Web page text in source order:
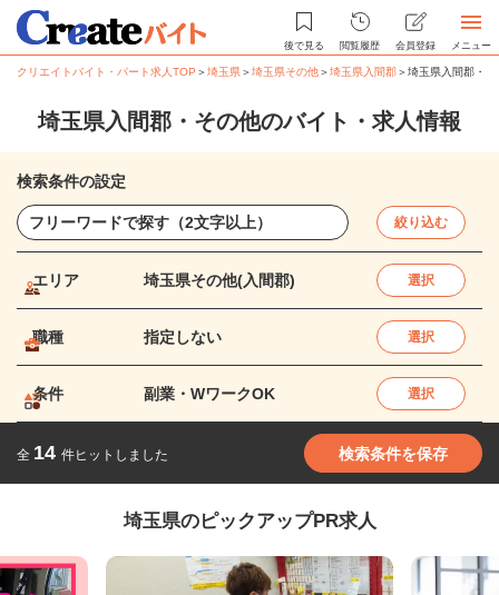
後で見る 閲覧履歴 会員登録 メニュー
クリエイトバイト・パート求人TOP ＞埼玉県＞埼玉県その他＞埼玉県入間郡＞埼玉県入間郡・
埼玉県入間郡・その他のバイト・求人情報
検索条件の設定
絞り込む
エリア 埼玉県その他(入間郡) 選択
職種 指定しない 選択
条件 副業・WワークOK 選択
全 14 件ヒットしました 検索条件を保存
埼玉県のピックアップPR求人